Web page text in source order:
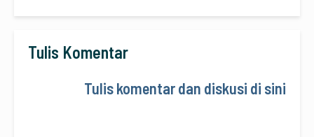
Tulis Komentar
Tulis komentar dan diskusi di sini